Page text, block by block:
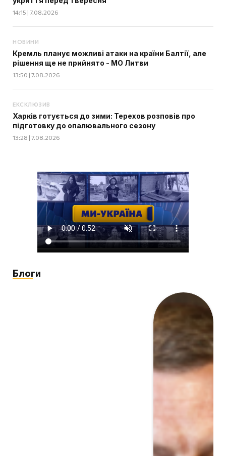
14:15 | 7.08.2026
НОВИНИ
Кремль планує можливі атаки на країни Балтії, але
рішення ще не прийнято - МО Литви
13:50 | 7.08.2026
ЕКСКЛЮЗИВ
Харків готується до зими: Терехов розповів про
підготовку до опалювального сезону
13:28 | 7.08.2026
Блоги